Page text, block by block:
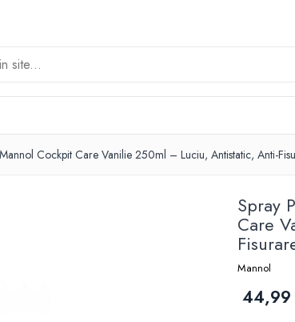
Cockpit Care Vanilie 250ml – Luciu, Antistatic, Anti-
Spray
Care
Mannol
44,99